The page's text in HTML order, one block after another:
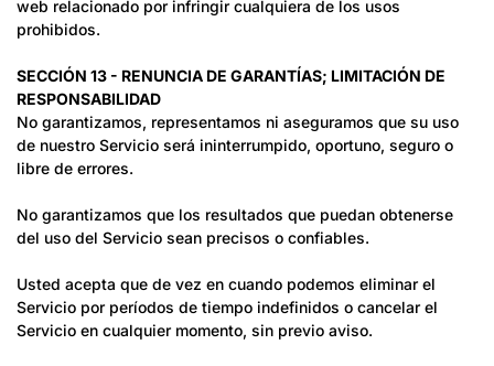
web relacionado por infringir cualquiera de los usos
prohibidos.
SECCIÓN 13 - RENUNCIA DE GARANTÍAS; LIMITACIÓN DE
RESPONSABILIDAD
No garantizamos, representamos ni aseguramos que su uso
de nuestro Servicio será ininterrumpido, oportuno, seguro o
libre de errores.
No garantizamos que los resultados que puedan obtenerse
del uso del Servicio sean precisos o confiables.
Usted acepta que de vez en cuando podemos eliminar el
Servicio por períodos de tiempo indefinidos o cancelar el
Servicio en cualquier momento, sin previo aviso.